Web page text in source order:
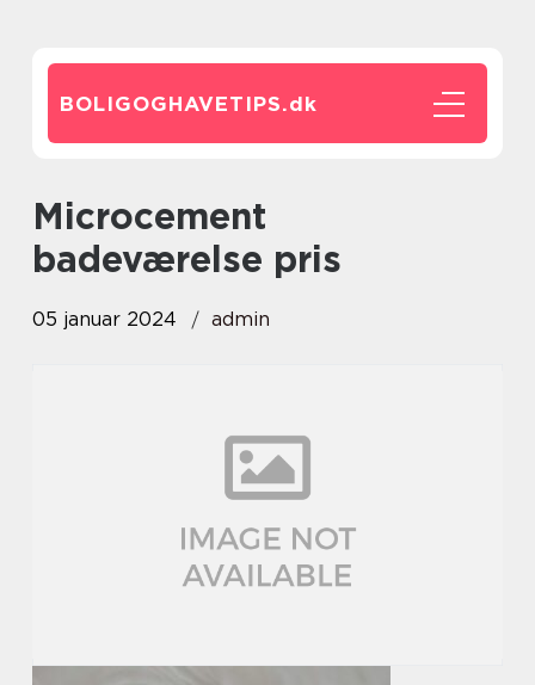
BOLIGOGHAVETIPS.dk
microcement
badeværelse pris
05 januar 2024 admin